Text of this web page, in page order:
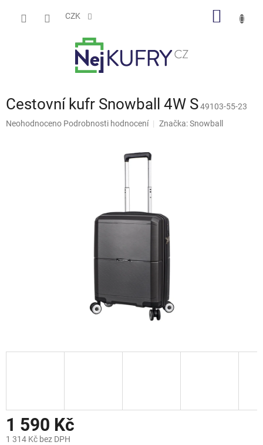
CZK
Cestovní kufr Snowball 4W S49103-55-23
Průměrné
Neohodnoceno Podrobnosti hodnocení Značka:Snowball
1 590 Kč
1 314 Kč bez DPH